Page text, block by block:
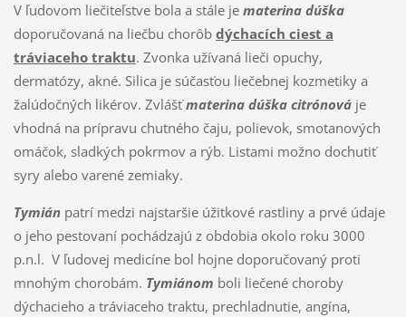
V ľudovom liečiteľstve bola a stále je materina dúška
doporučovaná na liečbu chorôb dýchacích ciest a
tráviaceho traktu. Zvonka užívaná lieči opuchy,
dermatózy, akné. Silica je súčasťou liečebnej kozmetiky a
žalúdočných likérov. Zvlášťmaterina dúška citrónováje
vhodná na prípravu chutného čaju, polievok, smotanových
omáčok, sladkých pokrmov a rýb. Listami možno dochutiť
syry alebo varené zemiaky.
Tymiánpatrí medzi najstaršie úžitkové rastliny a prvé údaje
o jeho pestovaní pochádzajú z obdobia okolo roku 3000
p.n.l. V ľudovej medicíne bol hojne doporučovaný proti
mnohým chorobám. Tymiánom boli liečené choroby
dýchacieho a tráviaceho traktu, prechladnutie, angína,